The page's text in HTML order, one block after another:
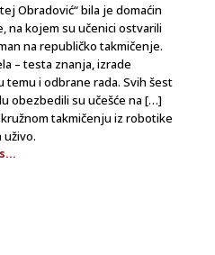
Obradović“ bila je domaćin
na kojem su učenici ostvarili
na republičko takmičenje.
– testa znanja, izrade
i odbrane rada. Svih šest
obezbedili su učešće na […]
takmičenju iz robotike